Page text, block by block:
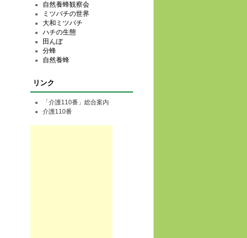
自然養蜂観察会
ミツバチの世界
大和ミツバチ
ハチの生態
田んぼ
分蜂
自然養蜂
リンク
「介護110番」総合案内
介護110番